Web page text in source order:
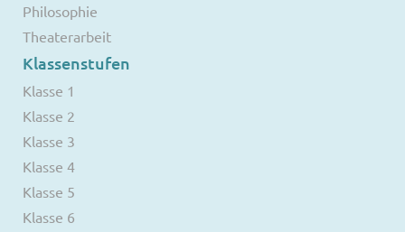
Philosophie
Theaterarbeit
Klassenstufen
Klasse 1
Klasse 2
Klasse 3
Klasse 4
Klasse 5
Klasse 6